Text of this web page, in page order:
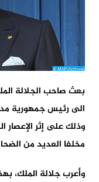
بعث صاحب الجلالة
الى رئيس جمهورية
وذلك على إثر الإعصار
مخلفا العديد من
وأعرب جلالة الملك،